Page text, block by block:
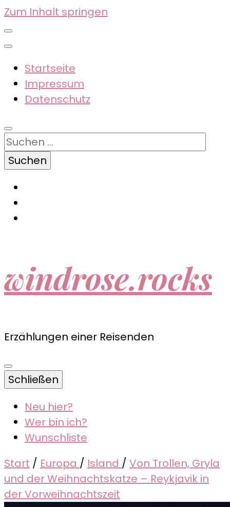
Zum Inhalt springen
Startseite
Impressum
Datenschutz
Suchen
nach:
windrose.rocks
Erzählungen einer Reisenden
Schließen
Neu hier?
Wer bin ich?
Wunschliste
Start / Europa / Island / Von Trollen, Gryla
und der Weihnachtskatze – Reykjavik in
der Vorweihnachtszeit